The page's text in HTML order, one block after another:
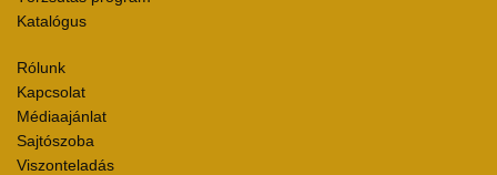
Katalógus
Rólunk
Kapcsolat
Médiaajánlat
Sajtószoba
Viszonteladás